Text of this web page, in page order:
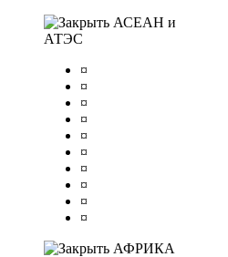
АСЕАН и
АТЭС
¤
¤
¤
¤
¤
¤
¤
¤
¤
¤
АФРИКА